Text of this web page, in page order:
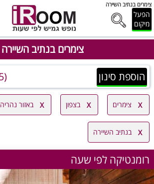
צימרים בנתיב השיירה
הפעל
מיקום
צימרים בנתיב השיירה
הוספת סינון (5) תוצאות
צימרים בצפון באזור נהריה
בנתיב השיירה
רומנטיקה לפי שעה